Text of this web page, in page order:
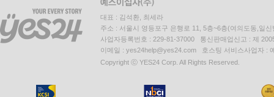
대표 : 김석환, 최세라
주소 : 서울시 영등포구 은행로 11, 5층~6층(여의도동,일신
사업자등록번호 : 229-81-37000 통신판매업신고 : 제
이메일 : yes24help@yes24.com 호스팅 서비스사업자 :
Copyright ⓒ YES24 Corp. All Rights Reserved.